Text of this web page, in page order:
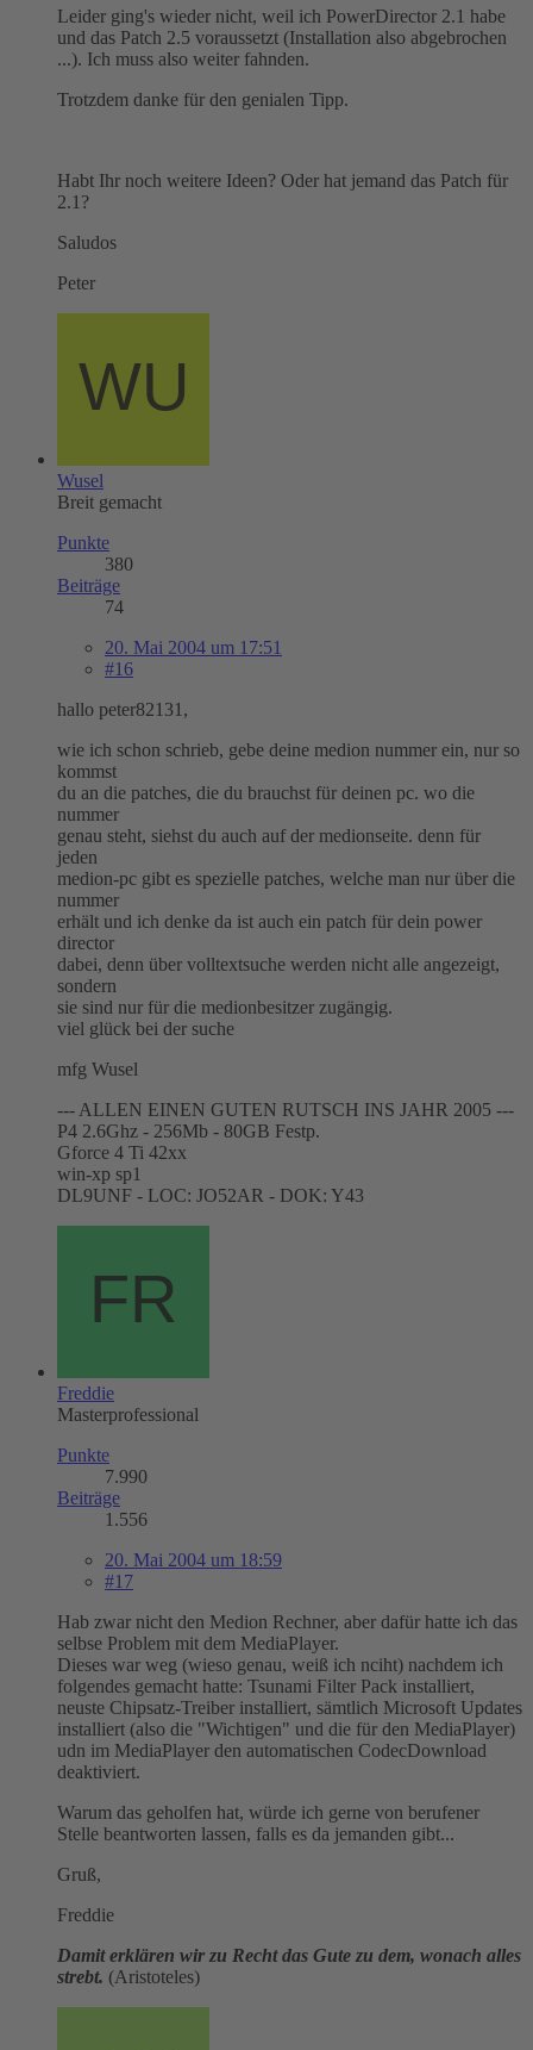
Leider ging's wieder nicht, weil ich PowerDirector 2.1 habe
und das Patch 2.5 voraussetzt (Installation also abgebrochen
...). Ich muss also weiter fahnden.
Trotzdem danke für den genialen Tipp.
Habt Ihr noch weitere Ideen? Oder hat jemand das Patch für
2.1?
Saludos
Peter
Wusel
Breit gemacht
Punkte
380
Beiträge
74
20. Mai 2004 um 17:51
#16
hallo peter82131,
wie ich schon schrieb, gebe deine medion nummer ein, nur so
kommst
du an die patches, die du brauchst für deinen pc. wo die
nummer
genau steht, siehst du auch auf der medionseite. denn für
jeden
medion-pc gibt es spezielle patches, welche man nur über die
nummer
erhält und ich denke da ist auch ein patch für dein power
director
dabei, denn über volltextsuche werden nicht alle angezeigt,
sondern
sie sind nur für die medionbesitzer zugängig.
viel glück bei der suche
mfg Wusel
--- ALLEN EINEN GUTEN RUTSCH INS JAHR 2005 ---
P4 2.6Ghz - 256Mb - 80GB Festp.
Gforce 4 Ti 42xx
win-xp sp1
DL9UNF - LOC: JO52AR - DOK: Y43
Freddie
Masterprofessional
Punkte
7.990
Beiträge
1.556
20. Mai 2004 um 18:59
#17
Hab zwar nicht den Medion Rechner, aber dafür hatte ich das
selbse Problem mit dem MediaPlayer.
Dieses war weg (wieso genau, weiß ich nciht) nachdem ich
folgendes gemacht hatte: Tsunami Filter Pack installiert,
neuste Chipsatz-Treiber installiert, sämtlich Microsoft Updates
installiert (also die "Wichtigen" und die für den MediaPlayer)
udn im MediaPlayer den automatischen CodecDownload
deaktiviert.
Warum das geholfen hat, würde ich gerne von berufener
Stelle beantworten lassen, falls es da jemanden gibt...
Gruß,
Freddie
Damit erklären wir zu Recht das Gute zu dem, wonach alles
strebt. (Aristoteles)